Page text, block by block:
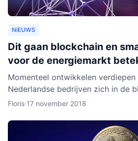
NIEUWS
Dit gaan blockchain en
voor de energiemarkt
Momenteel ontwikkelen verdiepen
Nederlandse bedrijven zich in de
technologie. Enkele daarvan, zoals
Floris·17 november 2018